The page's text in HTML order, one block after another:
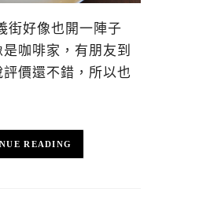
好像也開一陣子
咖啡家，有朋友到
價還不錯，所以也
READING